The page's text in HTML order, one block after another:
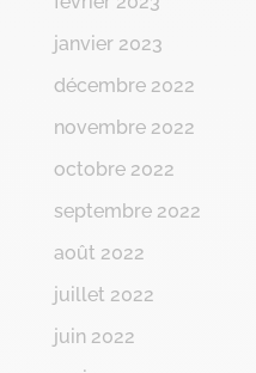
janvier 2023
décembre 2022
novembre 2022
octobre 2022
septembre 2022
août 2022
juillet 2022
juin 2022